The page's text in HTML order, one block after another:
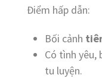
Điểm hấp dẫn:
Bối cảnh
Có tình yêu,
tu luyện.